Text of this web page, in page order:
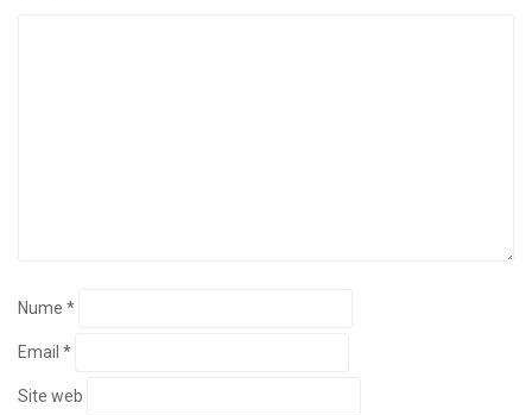
Nume *
Email *
Site web